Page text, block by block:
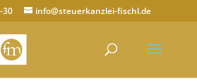
30 info@steuerkanzlei-fischl.de